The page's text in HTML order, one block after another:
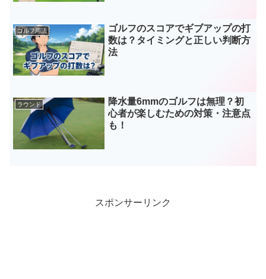
ゴルフ用語
ゴルフのスコアでギブアップの打
数は？タイミングと正しい判断方
法
ラウンド
降水量6mmのゴルフは無理？初
心者が楽しむための対策・注意点
も！
スポンサーリンク